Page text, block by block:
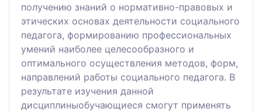
получению знаний о нормативно-правовых и
этических основах деятельности социального
педагога, формированию профессиональных
умений наиболее целесообразного и
оптимального осуществления методов, форм,
направлений работы социального педагога. В
результате изучения данной
дисциплиныобучающиеся смогут применять